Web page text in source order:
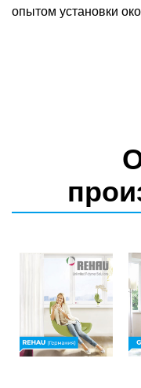
опытом установки